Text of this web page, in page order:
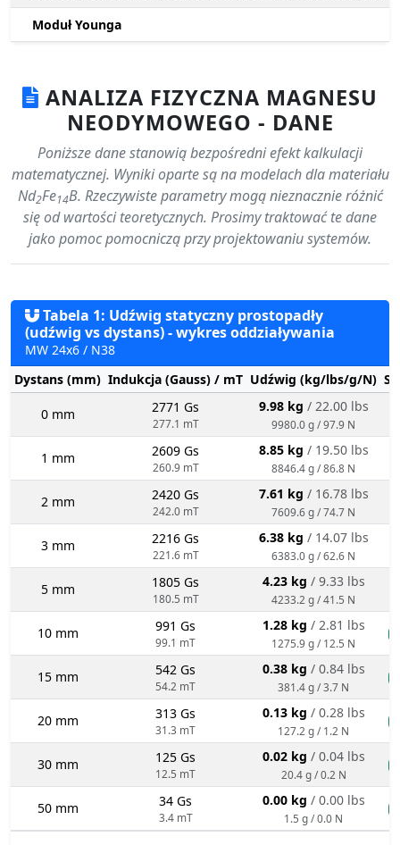
Moduł Younga
ANALIZA FIZYCZNA MAGNESU
NEODYMOWEGO - DANE
Poniższe dane stanowią bezpośredni efekt kalkulacji
matematycznej. Wyniki oparte są na modelach dla materiału
Nd2Fe14B. Rzeczywiste parametry mogą nieznacznie różnić
się od wartości teoretycznych. Prosimy traktować te dane
jako pomoc pomocniczą przy projektowaniu systemów.
Tabela 1: Udźwig statyczny prostopadły
(udźwig vs dystans) - wykres oddziaływania
MW 24x6 / N38
Dystans (mm) Indukcja (Gauss) / mT Udźwig (kg/lbs/g/N)
0 mm 2771 Gs
277.1 mT
9.98 kg / 22.00 lbs
9980.0 g / 97.9 N
1 mm 2609 Gs
260.9 mT
8.85 kg / 19.50 lbs
8846.4 g / 86.8 N
2 mm 2420 Gs
242.0 mT
7.61 kg / 16.78 lbs
7609.6 g / 74.7 N
3 mm 2216 Gs
221.6 mT
6.38 kg / 14.07 lbs
6383.0 g / 62.6 N
5 mm 1805 Gs
180.5 mT
4.23 kg / 9.33 lbs
4233.2 g / 41.5 N
10 mm 991 Gs
99.1 mT
1.28 kg / 2.81 lbs
1275.9 g / 12.5 N
15 mm 542 Gs
54.2 mT
0.38 kg / 0.84 lbs
381.4 g / 3.7 N
20 mm 313 Gs
31.3 mT
0.13 kg / 0.28 lbs
127.2 g / 1.2 N
30 mm 125 Gs
12.5 mT
0.02 kg / 0.04 lbs
20.4 g / 0.2 N
50 mm 34 Gs
3.4 mT
0.00 kg / 0.00 lbs
1.5 g / 0.0 N